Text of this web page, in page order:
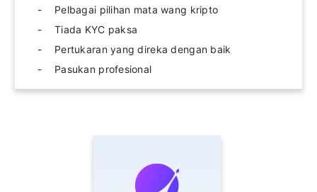
Pelbagai pilihan mata wang kripto
Tiada KYC paksa
Pertukaran yang direka dengan baik
Pasukan profesional